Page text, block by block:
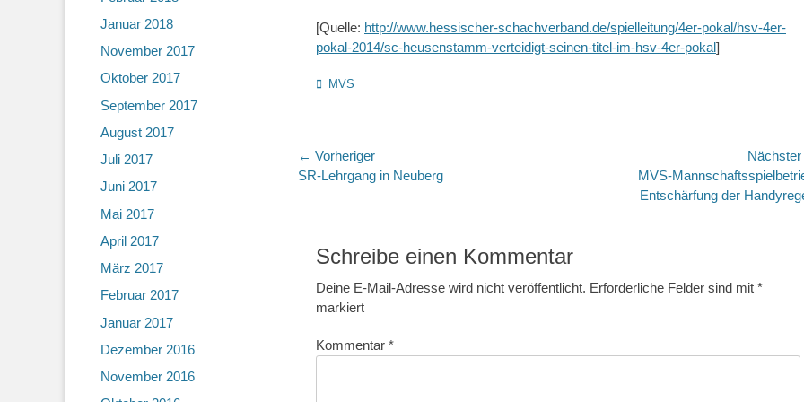
[Quelle: http://www.hessischer-schachverband.de/spielleitung/4er-pokal/hsv-4er-
pokal-2014/sc-heusenstamm-verteidigt-seinen-titel-im-hsv-4er-pokal]
Kategorien
MVS
Beitragsnavigation
← Vorheriger
Vorheriger
SR-Lehrgang in Neuberg
MVS-
Entschärfung der
Schreibe einen Kommentar
Deine E-Mail-Adresse wird nicht veröffentlicht. Erforderliche Felder sind mit *
markiert
Kommentar *
Januar 2018
November 2017
Oktober 2017
September 2017
August 2017
Juli 2017
Juni 2017
Mai 2017
April 2017
März 2017
Februar 2017
Januar 2017
Dezember 2016
November 2016